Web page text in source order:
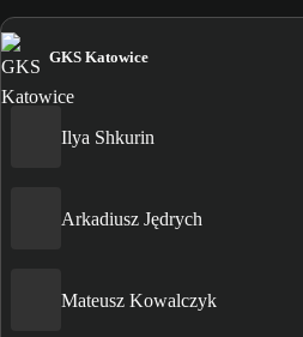
GKS Katowice
Ilya Shkurin
Arkadiusz Jędrych
Mateusz Kowalczyk